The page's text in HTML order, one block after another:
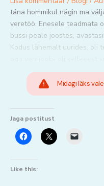
täna hommikul nägin ma
veretöö. Enesele teadmata
bussi peale joostes,
Kodus lähemalt uurides, oli
Midagi läks
Jaga postitust
Like this: